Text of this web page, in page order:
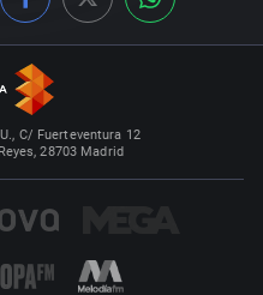
C/ Fuerteventura 12
28703 Madrid